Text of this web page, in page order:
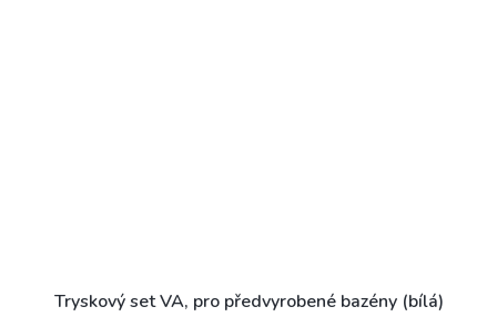
Tryskový set VA, pro předvyrobené bazény (bílá)